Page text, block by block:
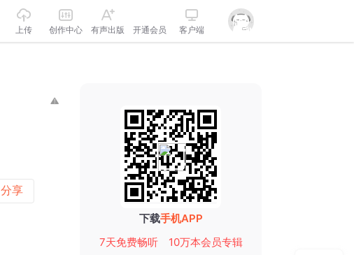
上传 创作中心 有声出版 开通会员 客户端
分享
下载手机APP
7天免费畅听
10万本会员专辑